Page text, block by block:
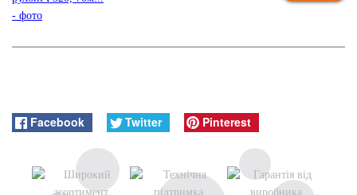
Facebook Twitter Pinterest